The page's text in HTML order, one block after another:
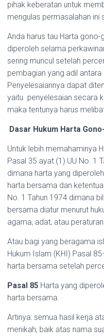
pihak keberatan untuk
mengulas permasalahan ini
Anda harus tau Harta
diperoleh selama
sering muncul setelah
pembagian yang adil antara
Penyelesaiannya dapat
yaitu penyelesaian secara
maka tentunya harus
Dasar Hukum Harta
Untuk lebih memahaminya
Pasal 35 ayat (1) UU No. 1
dimana harta yang
harta bersama dan
No. 1 Tahun 1974 dimana
bersama diatur menurut
agama, adat, atau
Atau bagi yang beragama
Hukum Islam (KHI) Pasal
harta bersama setelah
Pasal 85 Harta yang
harta bersama.
Artinya: semua hasil kerja
menikah, baik atas nama